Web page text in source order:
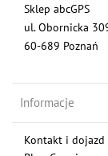
Sklep abcGPS
ul. Obornicka
60-689 Poznań
Informacje
Kontakt i dojazd